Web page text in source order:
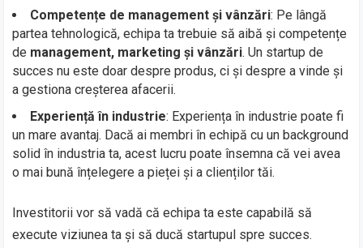
Competențe de management și vânzări: Pe lângă
partea tehnologică, echipa ta trebuie să aibă și competențe
de management, marketing și vânzări. Un startup de
succes nu este doar despre produs, ci și despre a vinde și
a gestiona creșterea afacerii.
Experiență în industrie: Experiența în industrie poate fi
un mare avantaj. Dacă ai membri în echipă cu un background
solid în industria ta, acest lucru poate însemna că vei avea
o mai bună înțelegere a pieței și a clienților tăi.
Investitorii vor să vadă că echipa ta este capabilă să
execute viziunea ta și să ducă startupul spre succes.